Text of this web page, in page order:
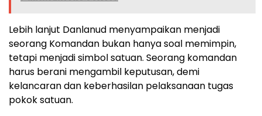
Lebih lanjut Danlanud menyampaikan menjadi
seorang Komandan bukan hanya soal memimpin,
tetapi menjadi simbol satuan. Seorang komandan
harus berani mengambil keputusan, demi
kelancaran dan keberhasilan pelaksanaan tugas
pokok satuan.